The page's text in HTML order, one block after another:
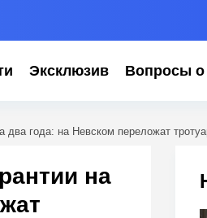
Эксклюзив Вопросы о
два года: на Невском переложат
на